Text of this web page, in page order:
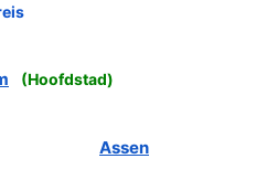
(Hoofdstad)
Assen